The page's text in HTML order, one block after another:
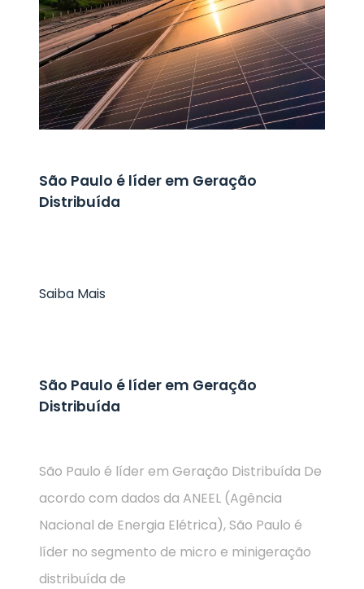
São Paulo é líder em Geração
Distribuída
Saiba Mais
São Paulo é líder em Geração
Distribuída
São Paulo é líder em Geração Distribuída De
acordo com dados da ANEEL (Agência
Nacional de Energia Elétrica), São Paulo é
líder no segmento de micro e minigeração
distribuída de